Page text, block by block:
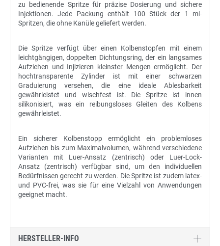
zu bedienende Spritze für präzise Dosierung und sichere
Injektionen. Jede Packung enthält 100 Stück der 1 ml-
Spritzen, die ohne Kanüle geliefert werden.
Die Spritze verfügt über einen Kolbenstopfen mit einem
leichtgängigen, doppelten Dichtungsring, der ein langsames
Aufziehen und Injizieren kleinster Mengen ermöglicht. Der
hochtransparente Zylinder ist mit einer schwarzen
Graduierung versehen, die eine ideale Ablesbarkeit
gewährleistet und wischfest ist. Die Spritze ist innen
silikonisiert, was ein reibungsloses Gleiten des Kolbens
gewährleistet.
Ein sicherer Kolbenstopp ermöglicht ein problemloses
Aufziehen bis zum Maximalvolumen, während verschiedene
Varianten mit Luer-Ansatz (zentrisch) oder Luer-Lock-
Ansatz (zentrisch) verfügbar sind, um den individuellen
Bedürfnissen gerecht zu werden. Die Spritze ist zudem latex-
und PVC-frei, was sie für eine Vielzahl von Anwendungen
geeignet macht.
HERSTELLER-INFO